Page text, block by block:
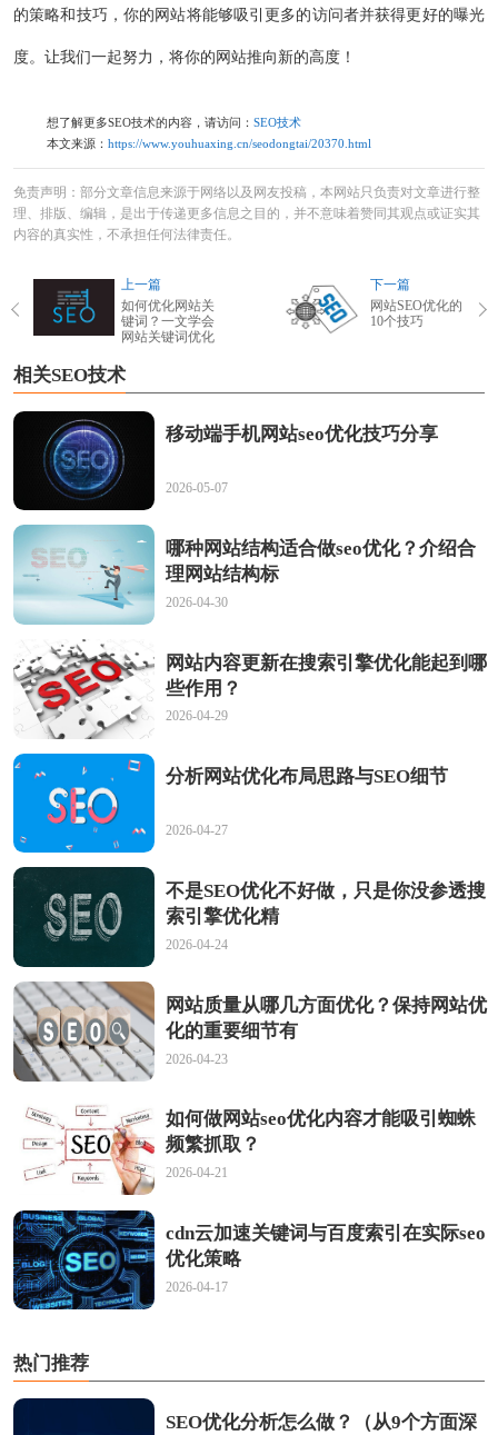
的策略和技巧，你的网站将能够吸引更多的访问者并获得更好的曝光
度。让我们一起努力，将你的网站推向新的高度！
想了解更多SEO技术的内容，请访问： SEO技术
本文来源： https://www.youhuaxing.cn/seodongtai/20370.html
免责声明：部分文章信息来源于网络以及网友投稿，本网站只负责对文章进行整
理、排版、编辑，是出于传递更多信息之目的，并不意味着赞同其观点或证实其
内容的真实性，不承担任何法律责任。
上一篇
如何优化网站关
键词？一文学会
网站关键词优化
下一篇
网站SEO优化的
10个技巧
相关SEO技术
移动端手机网站seo优化技巧分享
2026-05-07
哪种网站结构适合做seo优化？介绍合
理网站结构标
2026-04-30
网站内容更新在搜索引擎优化能起到哪
些作用？
2026-04-29
分析网站优化布局思路与SEO细节
2026-04-27
不是SEO优化不好做，只是你没参透搜
索引擎优化精
2026-04-24
网站质量从哪几方面优化？保持网站优
化的重要细节有
2026-04-23
如何做网站seo优化内容才能吸引蜘蛛
频繁抓取？
2026-04-21
cdn云加速关键词与百度索引在实际seo
优化策略
2026-04-17
热门推荐
SEO优化分析怎么做？（从9个方面深